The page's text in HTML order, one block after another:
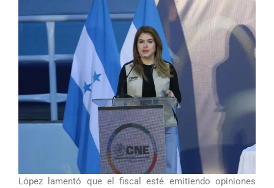
López lamentó que el fiscal esté emitiendo opiniones